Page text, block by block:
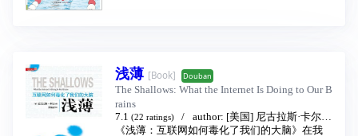
人们就会犯错更少，从而离成功更近。
作者既有锐利的观察，又有出色的讲故事能
力。他引用生活趣事、名人轶事、历史故事、
爱情关系、人际关系、投资之道、心理实验等
论述，生动形象而又具体雄辩地指出思维之错
世界，就要少读新闻？
本书继续跨界混搭范儿，融合了经济、管理、
心理诸学科的前沿智慧，以52个既科学又轻
松，既严肃又有趣的精致篇章，总结了人们行
动时常犯的错误，将“谋定而后动”落实到可操作
浅薄 [Book] Douban
The Shallows: What the Internet Is Doing to Our B
rains
7.1 (22 ratings) author: [美国] 尼古拉斯·卡尔
translator:刘纯毅 publishing house:中信
《浅薄：互联网如何毒化了我们的大脑》在我